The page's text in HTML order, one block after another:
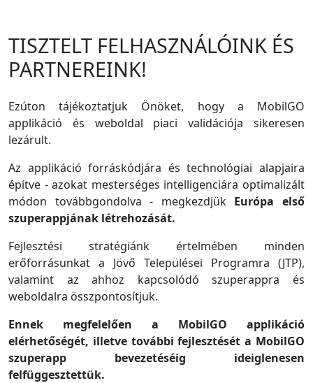
TISZTELT FELHASZNÁLÓINK ÉS
PARTNEREINK!
Ezúton tájékoztatjuk Önöket, hogy a MobilGO
applikáció és weboldal piaci validációja sikeresen
lezárult.
Az applikáció forráskódjára és technológiai alapjaira
építve - azokat mesterséges intelligenciára optimalizált
módon továbbgondolva - megkezdjük Európa első
szuperappjának létrehozását.
Fejlesztési stratégiánk értelmében minden
erőforrásunkat a Jövő Települései Programra (JTP),
valamint az ahhoz kapcsolódó szuperappra és
weboldalra összpontosítjuk.
Ennek megfelelően a MobilGO applikáció
elérhetőségét, illetve további fejlesztését a MobilGO
szuperapp bevezetéséig ideiglenesen
felfüggesztettük.